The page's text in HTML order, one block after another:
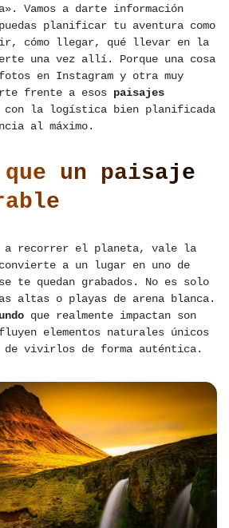
Vamos a darte información
planificar tu aventura como
ir, cómo llegar, qué llevar en la
una vez allí. Porque una cosa
en Instagram y otra muy
frente a esos paisajes
con la logística bien planificada
al máximo.
que un paisaje
a recorrer el planeta, vale la
a un lugar en uno de
te quedan grabados. No es solo
altas o playas de arena blanca.
que realmente impactan son
elementos naturales únicos
vivirlos de forma auténtica.